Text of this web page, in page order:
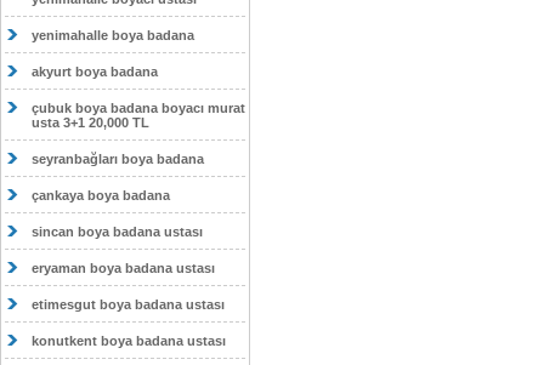
yenimahalle boya badana
akyurt boya badana
çubuk boya badana boyacı murat
usta 3+1 20,000 TL
seyranbağları boya badana
çankaya boya badana
sincan boya badana ustası
eryaman boya badana ustası
etimesgut boya badana ustası
konutkent boya badana ustası